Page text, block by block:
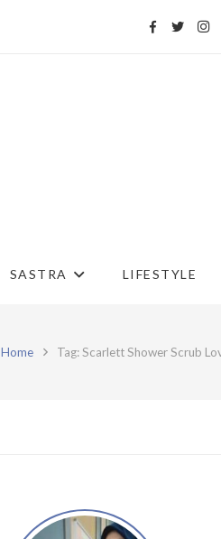
SASTRA LIFESTYLE
Home Tag: Scarlett Shower Scrub